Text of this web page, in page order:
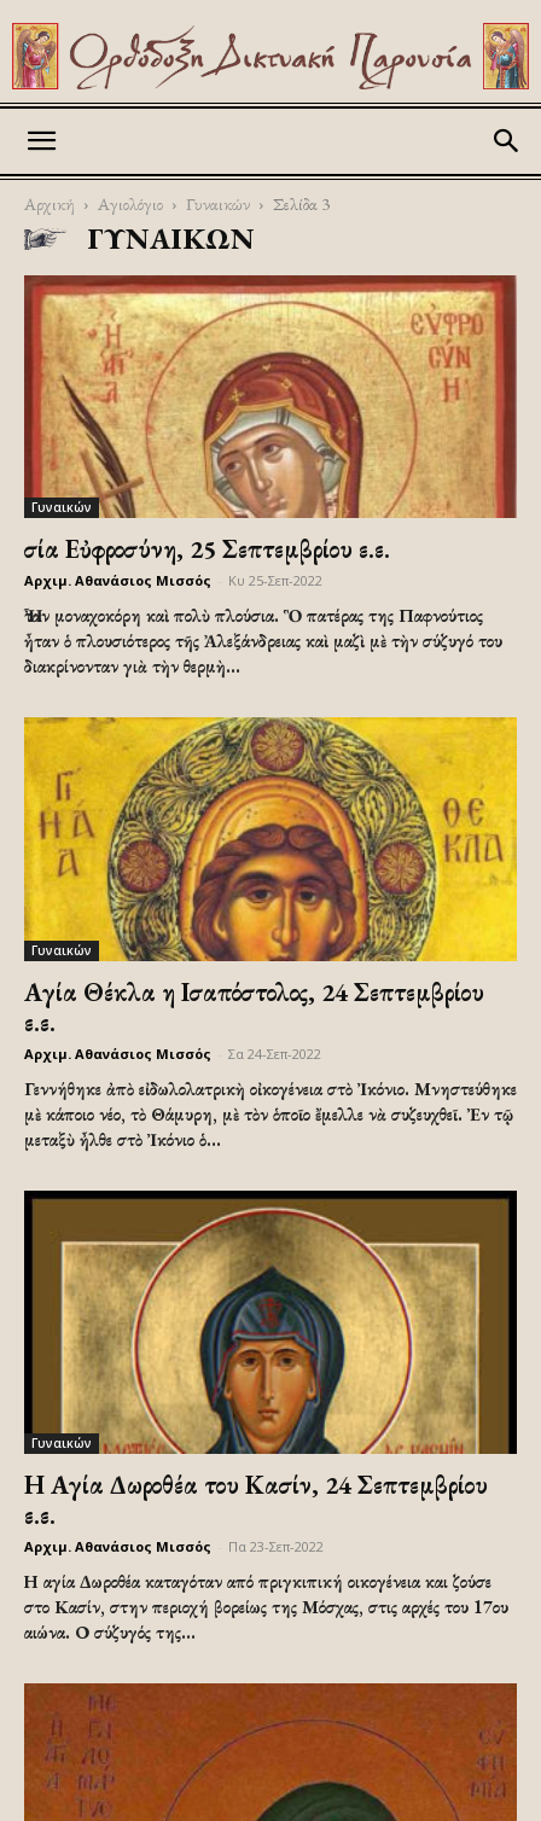
Αρχική Αγιολόγιο Γυναικών Σελίδα 3
ΓΥΝΑΙΚΏΝ
Γυναικών
Ὁσία Εὐφροσύνη, 25 Σεπτεμβρίου ε.ε.
Αρχιμ. Αθανάσιος Μισσός Κυ 25-Σεπ-2022
Ἦταν μοναχοκόρη καὶ πολὺ πλούσια. Ὃ πατέρας της Παφνούτιος
ἦταν ὁ πλουσιότερος τῆς Ἀλεξάνδρειας καὶ μαζὶ μὲ τὴν σύζυγό του
διακρίνονταν γιὰ τὴν θερμὴ...
Γυναικών
Αγία Θέκλα η Ισαπόστολος, 24 Σεπτεμβρίου
ε.ε.
Αρχιμ. Αθανάσιος Μισσός Σα 24-Σεπ-2022
Γεννήθηκε ἀπὸ εἰδωλολατρικὴ οἰκογένεια στὸ Ἰκόνιο. Μνηστεύθηκε
μὲ κάποιο νέο, τὸ Θάμυρη, μὲ τὸν ὁποῖο ἔμελλε νὰ συζευχθεῖ. Ἐν τῷ
μεταξὺ ἦλθε στὸ Ἰκόνιο ὁ...
Γυναικών
Η Αγία Δωροθέα του Κασίν, 24 Σεπτεμβρίου
ε.ε.
Αρχιμ. Αθανάσιος Μισσός Πα 23-Σεπ-2022
Η αγία Δωροθέα καταγόταν από πριγκιπική οικογένεια και ζούσε
στο Κασίν, στην περιοχή βορείως της Μόσχας, στις αρχές του 17ου
αιώνα. Ο σύζυγός της...